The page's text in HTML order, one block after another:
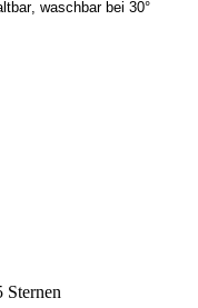
, waschbar bei 30°